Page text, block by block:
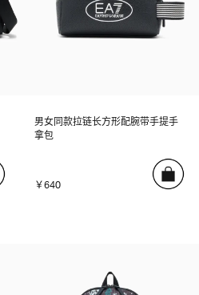
男女同款拉链长方形配腕带手提手
拿包
￥640